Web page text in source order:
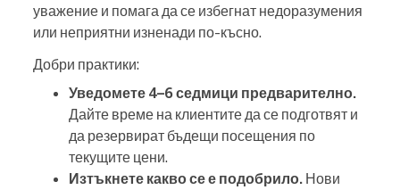
уважение и помага да се избегнат недоразумения
или неприятни изненади по-късно.
Добри практики:
Уведомете 4–6 седмици предварително.
Дайте време на клиентите да се подготвят и
да резервират бъдещи посещения по
текущите цени.
Изтъкнете какво се е подобрило. Нови